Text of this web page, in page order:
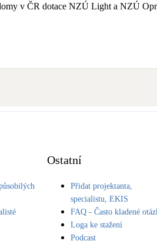
v ČR dotace NZÚ Light a NZÚ
Ostatní
Přidat projektanta,
specialistu, EKIS
FAQ - Často kladené
Loga ke stažení
Podcast